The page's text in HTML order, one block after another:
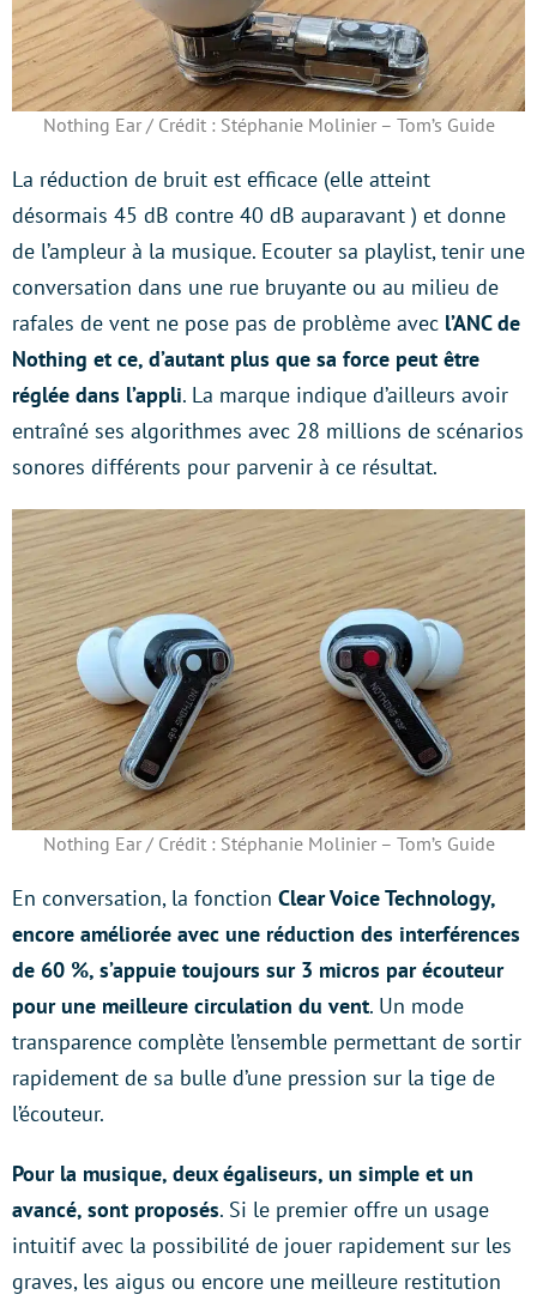
Nothing Ear / Crédit : Stéphanie Molinier – Tom’s Guide
La réduction de bruit est efficace (elle atteint
désormais 45 dB contre 40 dB auparavant ) et donne
de l’ampleur à la musique. Ecouter sa playlist, tenir une
conversation dans une rue bruyante ou au milieu de
rafales de vent ne pose pas de problème avec l’ANC de
Nothing et ce, d’autant plus que sa force peut être
réglée dans l’appli. La marque indique d’ailleurs avoir
entraîné ses algorithmes avec 28 millions de scénarios
sonores différents pour parvenir à ce résultat.
Nothing Ear / Crédit : Stéphanie Molinier – Tom’s Guide
En conversation, la fonction Clear Voice Technology,
encore améliorée avec une réduction des interférences
de 60 %, s’appuie toujours sur 3 micros par écouteur
pour une meilleure circulation du vent. Un mode
transparence complète l’ensemble permettant de sortir
rapidement de sa bulle d’une pression sur la tige de
l’écouteur.
Pour la musique, deux égaliseurs, un simple et un
avancé, sont proposés. Si le premier offre un usage
intuitif avec la possibilité de jouer rapidement sur les
graves, les aigus ou encore une meilleure restitution